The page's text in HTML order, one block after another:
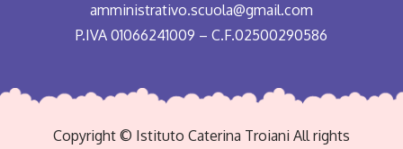
amministrativo.scuola@gmail.com
P.IVA 01066241009 – C.F.02500290586
Copyright © Istituto Caterina Troiani All rights